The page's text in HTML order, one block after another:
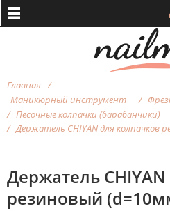
Главная
Маникюрный инструмент
Песочные колпачки (барабанчики)
Держатель CHIYAN для колпачков
Держатель
резиновый